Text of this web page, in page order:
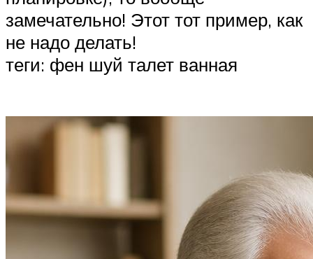
замечательно! Этот тот пример, как
не надо делать!
теги: фен шуй талет ванная